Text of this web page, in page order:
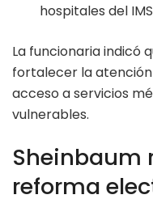
hospitales del
La funcionaria indicó
fortalecer la
acceso a servicios
vulnerables.
Sheinbaum
reforma